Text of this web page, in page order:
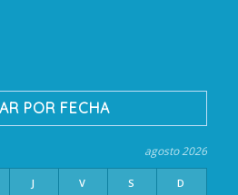
POR FECHA
agosto 2026
J V S D